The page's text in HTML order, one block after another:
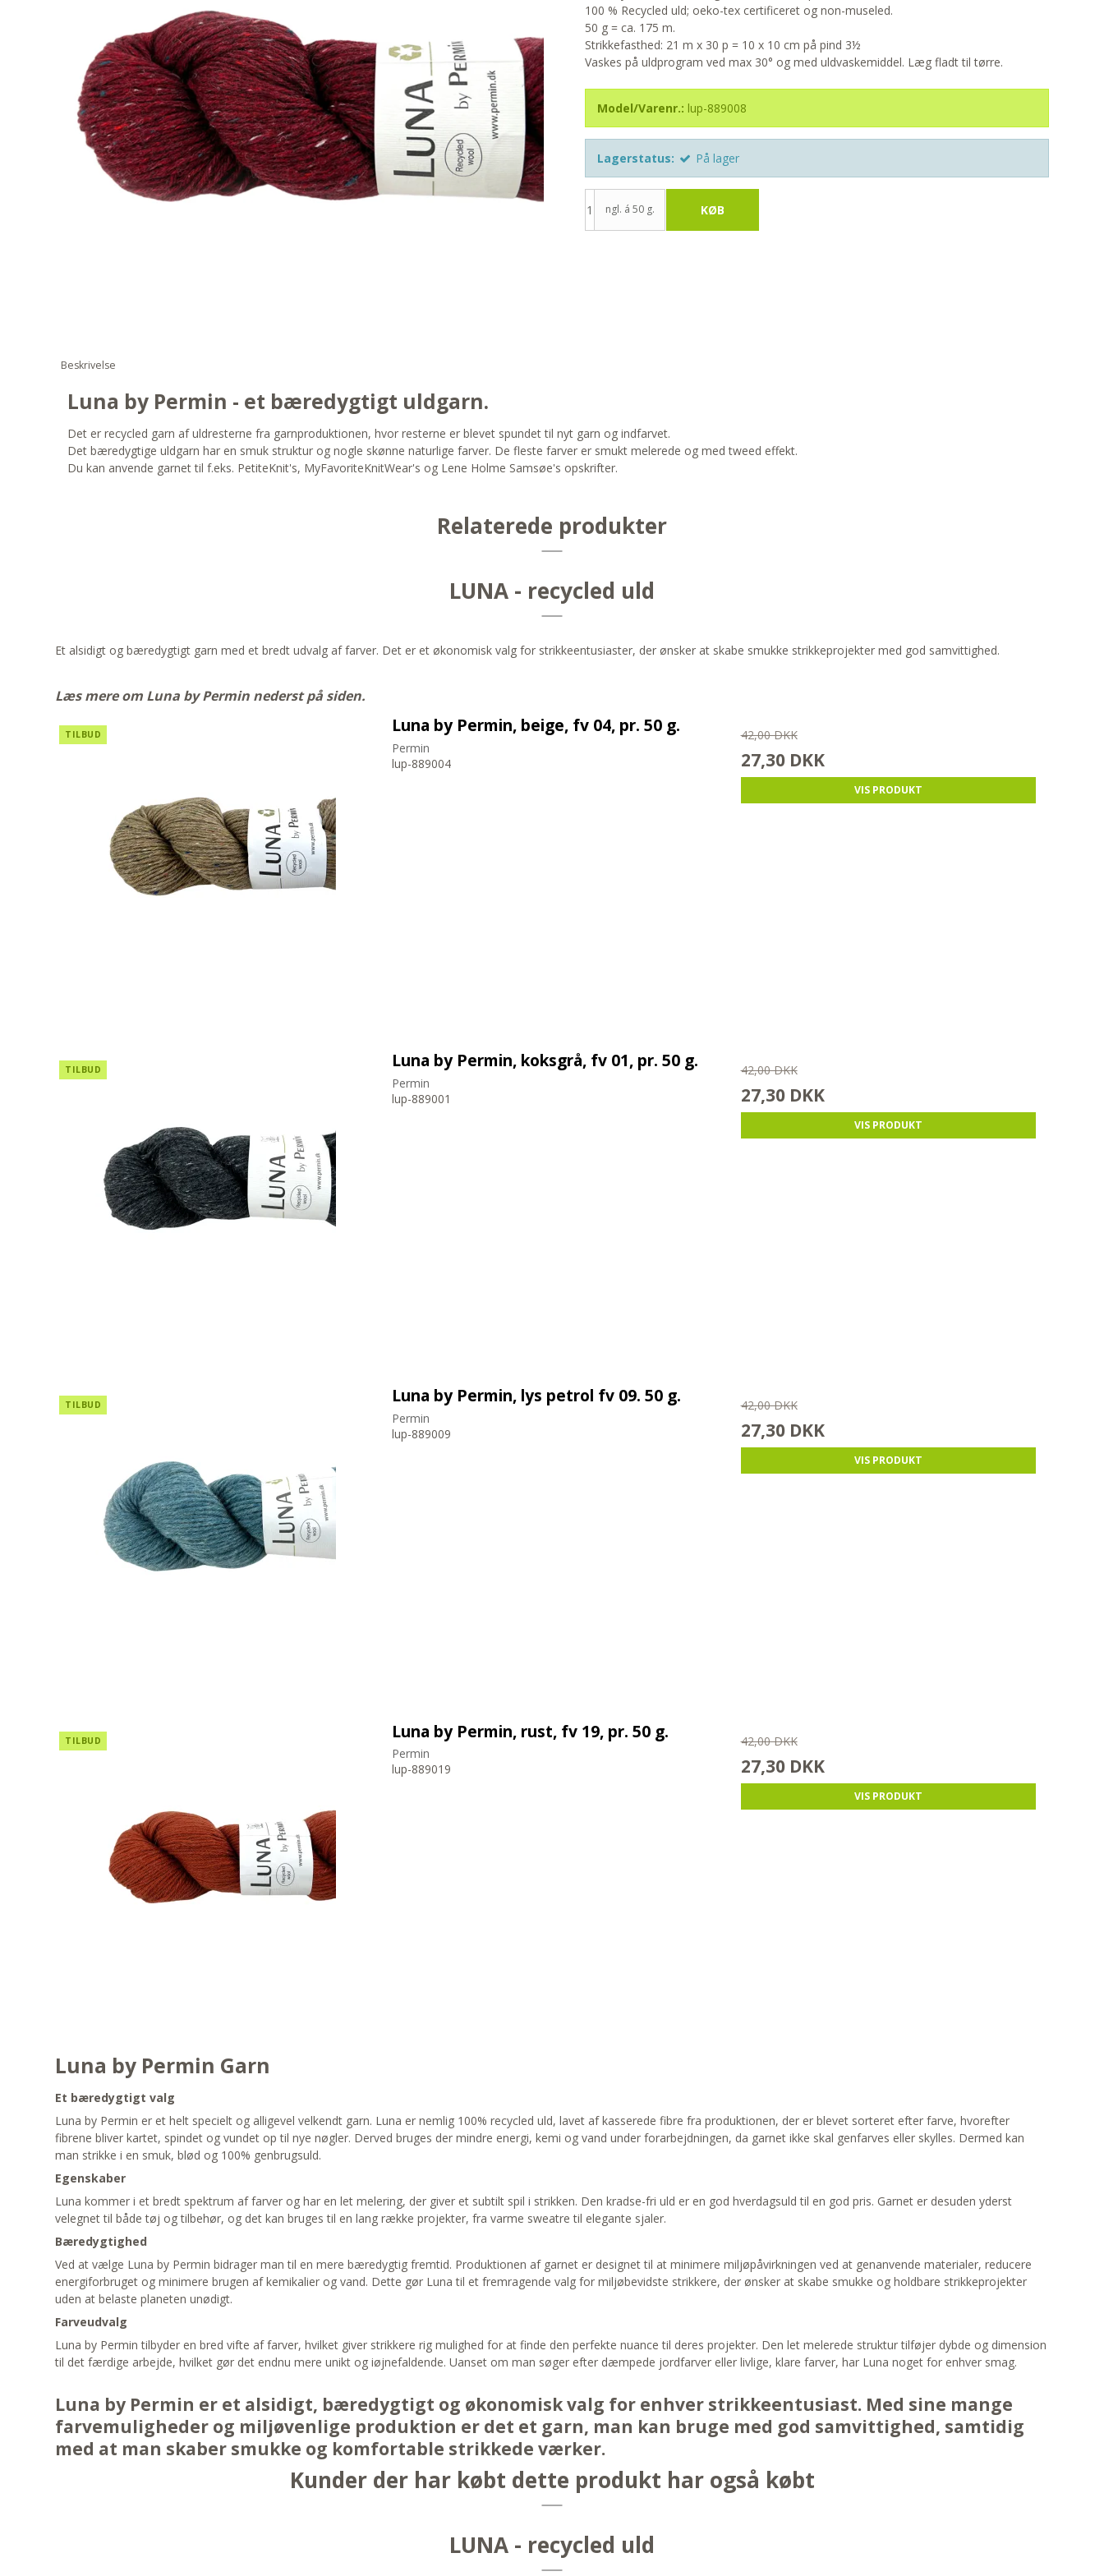
100 % Recycled uld; oeko-tex certificeret og non-museled.
50 g = ca. 175 m.
Strikkefasthed: 21 m x 30 p = 10 x 10 cm på pind 3½
Vaskes på uldprogram ved max 30° og med uldvaskemiddel. Læg fladt til tørre.
Model/Varenr.: lup-889008
Lagerstatus: På lager
ngl. á 50 g. KØB
Beskrivelse
Luna by Permin - et bæredygtigt uldgarn.
Det er recycled garn af uldresterne fra garnproduktionen, hvor resterne er blevet spundet til nyt garn og indfarvet.
Det bæredygtige uldgarn har en smuk struktur og nogle skønne naturlige farver. De fleste farver er smukt melerede og med tweed effekt.
Du kan anvende garnet til f.eks. PetiteKnit's, MyFavoriteKnitWear's og Lene Holme Samsøe's opskrifter.
Relaterede produkter
LUNA - recycled uld
Et alsidigt og bæredygtigt garn med et bredt udvalg af farver. Det er et økonomisk valg for strikkeentusiaster, der ønsker at skabe smukke strikkeprojekter med god samvittighed.
Læs mere om Luna by Permin nederst på siden.
TILBUD Luna by Permin, beige, fv 04, pr. 50 g.
Permin
lup-889004
42,00 DKK
27,30 DKK
VIS PRODUKT
TILBUD Luna by Permin, koksgrå, fv 01, pr. 50 g.
Permin
lup-889001
42,00 DKK
27,30 DKK
VIS PRODUKT
TILBUD Luna by Permin, lys petrol fv 09. 50 g.
Permin
lup-889009
42,00 DKK
27,30 DKK
VIS PRODUKT
TILBUD Luna by Permin, rust, fv 19, pr. 50 g.
Permin
lup-889019
42,00 DKK
27,30 DKK
VIS PRODUKT
Luna by Permin Garn
Et bæredygtigt valg
Luna by Permin er et helt specielt og alligevel velkendt garn. Luna er nemlig 100% recycled uld, lavet af kasserede fibre fra produktionen, der er blevet sorteret efter farve, hvorefter
fibrene bliver kartet, spindet og vundet op til nye nøgler. Derved bruges der mindre energi, kemi og vand under forarbejdningen, da garnet ikke skal genfarves eller skylles. Dermed kan
man strikke i en smuk, blød og 100% genbrugsuld.
Egenskaber
Luna kommer i et bredt spektrum af farver og har en let melering, der giver et subtilt spil i strikken. Den kradse-fri uld er en god hverdagsuld til en god pris. Garnet er desuden yderst
velegnet til både tøj og tilbehør, og det kan bruges til en lang række projekter, fra varme sweatre til elegante sjaler.
Bæredygtighed
Ved at vælge Luna by Permin bidrager man til en mere bæredygtig fremtid. Produktionen af garnet er designet til at minimere miljøpåvirkningen ved at genanvende materialer, reducere
energiforbruget og minimere brugen af kemikalier og vand. Dette gør Luna til et fremragende valg for miljøbevidste strikkere, der ønsker at skabe smukke og holdbare strikkeprojekter
uden at belaste planeten unødigt.
Farveudvalg
Luna by Permin tilbyder en bred vifte af farver, hvilket giver strikkere rig mulighed for at finde den perfekte nuance til deres projekter. Den let melerede struktur tilføjer dybde og dimension
til det færdige arbejde, hvilket gør det endnu mere unikt og iøjnefaldende. Uanset om man søger efter dæmpede jordfarver eller livlige, klare farver, har Luna noget for enhver smag.
Luna by Permin er et alsidigt, bæredygtigt og økonomisk valg for enhver strikkeentusiast. Med sine mange
farvemuligheder og miljøvenlige produktion er det et garn, man kan bruge med god samvittighed, samtidig
med at man skaber smukke og komfortable strikkede værker.
Kunder der har købt dette produkt har også købt
LUNA - recycled uld